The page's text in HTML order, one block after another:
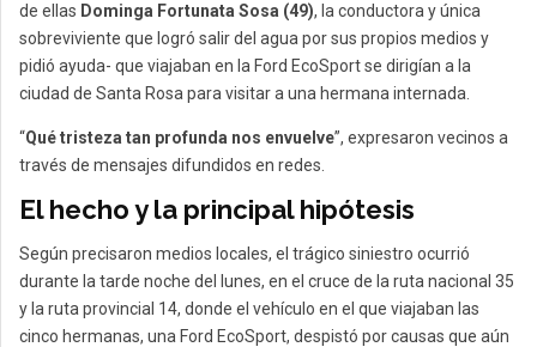
de ellas Dominga Fortunata Sosa (49), la conductora y única
sobreviviente que logró salir del agua por sus propios medios y
pidió ayuda- que viajaban en la Ford EcoSport se dirigían a la
ciudad de Santa Rosa para visitar a una hermana internada.
“Qué tristeza tan profunda nos envuelve”, expresaron vecinos a
través de mensajes difundidos en redes.
El hecho y la principal hipótesis
Según precisaron medios locales, el trágico siniestro ocurrió
durante la tarde noche del lunes, en el cruce de la ruta nacional 35
y la ruta provincial 14, donde el vehículo en el que viajaban las
cinco hermanas, una Ford EcoSport, despistó por causas que aún